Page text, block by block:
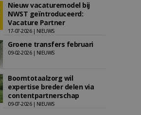
Nieuw vacaturemodel bij
NWST geïntroduceerd:
Vacature Partner
17-07-2026 | NIEUWS
Groene transfers februari
09-02-2026 | NIEUWS
Boomtotaalzorg wil
expertise breder delen via
contentpartnerschap
09-07-2026 | NIEUWS